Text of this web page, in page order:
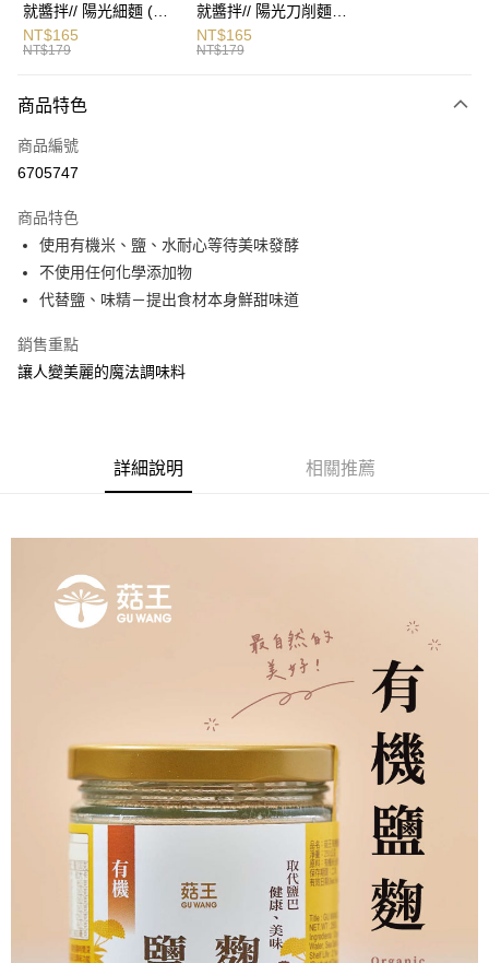
AFTEE先享後付
相關說明
便利好安心！
２．便利：只要手機號碼，簡訊認證，即可結帳。
３．安心：先確認商品／服務後，再付款。
【「AFTEE先享後付」結帳流程】
１．於結帳方式選擇「AFTEE先享後付」後，將跳轉至「AFTEE先享後付」
結帳頁面，進行簡訊認證並確認金額後，即可完成結帳。
２．訂單成立數日內，您將收到繳費通知簡訊。
ATM／網路銀行／等多元方式進行付款，方視為交易完成。
購買商品的店家。未經商家同意取消之訂單仍視為有效，需透過AFTEE先享
後付繳納相關費用。
※ 交易是否成功請以「AFTEE先享後付 」之結帳頁面顯示為準，若有關於
２．關於個人資料處理事宜，請瀏覽以下網址：
３．未成年的使用者請事先徵得法定代理人或監護人之同意方可使用
「AFTEE先享後付」，若未經同意申辦者引起之損失，本公司不負相關責
４．使用「AFTEE先享後付」時，將依據個別帳號之用戶狀況，依本公司即
時審查核予不同之上限額度；若仍有額度不足之情形，本公司將視審查結果
５．嚴禁一人註冊多個帳號或使用他人資訊註冊。若發現惡意使用之情形，
恩沛科技股份有限公司將有權停止該用戶之使用額度並採取法律行動。
運送方式
全家取貨付款(若超過5罐，請選擇一次付清的選項，選擇宅配
7-11取貨付款(若超過5罐，請選擇一次付清的選項，選擇宅配
運送)
宅配 (超過5罐，必須用宅配運送)
就醬拌// 陽光細麵 (麵
體90gX3片+醬包
28gX3包)
NT$165
NT$179
就醬拌// 陽光刀削麵
(麵體90gX3片+醬包
28gX3包)
NT$165
NT$179
商品特色
商品編號
6705747
商品特色
使用有機米、鹽、水耐心等待美味發酵
不使用任何化學添加物
代替鹽、味精－提出食材本身鮮甜味道
銷售重點
讓人變美麗的魔法調味料
詳細說明 相關推薦